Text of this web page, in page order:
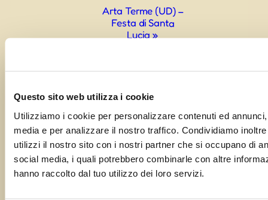
Questo sito web utilizza i cookie
Utilizziamo i cookie per personalizzare contenuti ed
media e per analizzare il nostro traffico. Condividiamo
utilizzi il nostro sito con i nostri partner che si occupano di
social media, i quali potrebbero combinarle con altre
hanno raccolto dal tuo utilizzo dei loro servizi.
Arta Terme (UD) –
Festa di Santa
Lucia»
Condividi questa sagra con i tuoi amici!